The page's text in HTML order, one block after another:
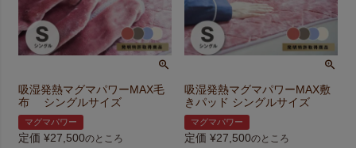
吸湿発熱マグマパワーMAX毛
布 シングルサイズ
マグマパワー
定価 ¥27,500のところ
吸湿発熱マグマパワーMAX敷
きパッド シングルサイズ
マグマパワー
定価 ¥27,500のところ